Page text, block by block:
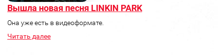
Вышла новая песня LINKIN PARK
Она уже есть в видеоформате.
Читать далее